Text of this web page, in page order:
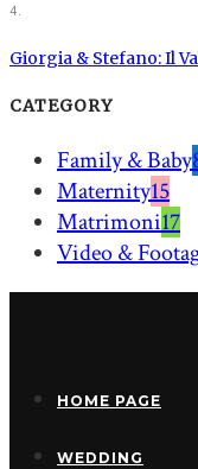
4.
Giorgia & Stefano: Il
CATEGORY
Family & Baby
Maternity15
Matrimoni17
Video &
HOME PAGE
WEDDING